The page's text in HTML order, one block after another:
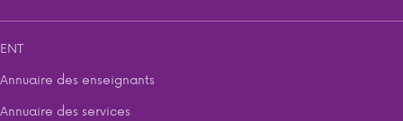
ENT
Annuaire des enseignants
Annuaire des services